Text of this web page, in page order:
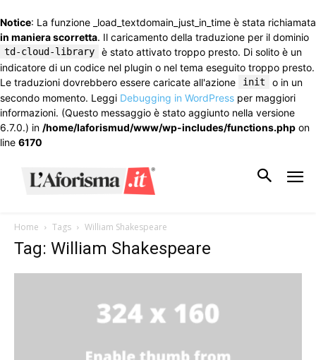
Notice: La funzione _load_textdomain_just_in_time è stata richiamata
in maniera scorretta. Il caricamento della traduzione per il dominio
td-cloud-library
è stato attivato troppo presto. Di solito è un
indicatore di un codice nel plugin o nel tema eseguito troppo presto.
Le traduzioni dovrebbero essere caricate all'azione
init
o in un
secondo momento. Leggi Debugging in WordPress per maggiori
informazioni. (Questo messaggio è stato aggiunto nella versione
6.7.0.) in /home/laforismud/www/wp-includes/functions.php on
line 6170
Home Tags William Shakespeare
Tag: William Shakespeare